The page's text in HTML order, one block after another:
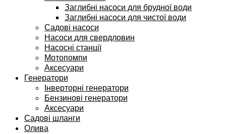
Заглибні насоси для брудної води
Заглибні насоси для чистої води
Садові насоси
Насоси для свердловин
Насосні станції
Мотопомпи
Аксесуари
Генератори
Інверторні генератори
Бензинові генератори
Аксесуари
Садові шланги
Олива